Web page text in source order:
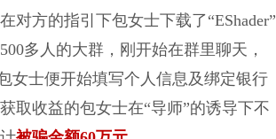
方的指引下包女士下载了“EShader”
多人的大群，刚开始在群里聊天，
女士便开始填写个人信息及绑定银行
取收益的包女士在“导师”的诱导下不